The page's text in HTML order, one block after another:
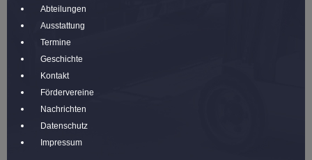
Abteilungen
Ausstattung
Termine
Geschichte
Kontakt
Fördervereine
Nachrichten
Datenschutz
Impressum